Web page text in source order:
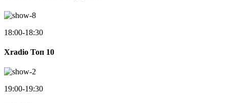
18:00-18:30
Xradio Топ 10
19:00-19:30